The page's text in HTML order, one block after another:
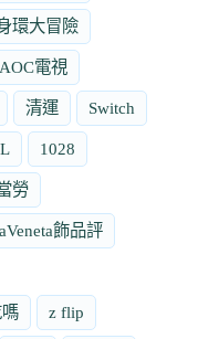
環大冒險
AOC電視
清運 Switch
1028
勞
飾品評
z flip